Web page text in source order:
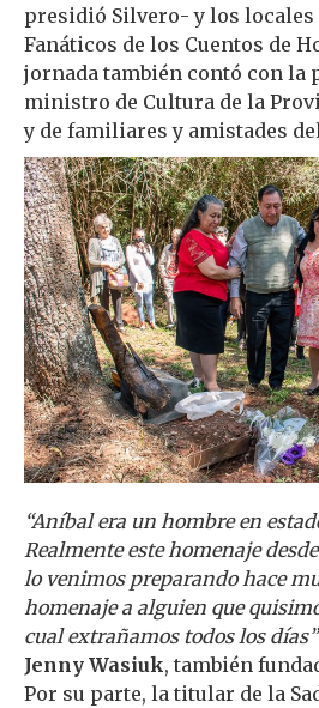
presidió Silvero- y los locales
Fanáticos de los Cuentos de
jornada también contó con la
ministro de Cultura de la
y de familiares y amistades
“Aníbal era un hombre en
Realmente este homenaje
lo venimos preparando hace
homenaje a alguien que
cual extrañamos todos los días”
Jenny Wasiuk, también
Por su parte, la titular de la